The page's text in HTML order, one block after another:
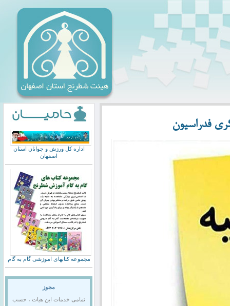
فدراسیون
اداره کل ورزش و جوانان استان
اصفهان
مجموعه کتابهای اموزشی گام به گام
مجوز
تمامی خدمات این هیات ، حسب